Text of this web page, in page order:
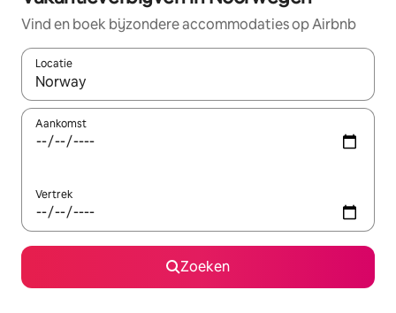
Vind en boek bijzondere accommodaties op Airbnb
Locatie
Wanneer er resultaten beschikbaar zijn, maak je een keuze
Aankomst
Vertrek
Zoeken